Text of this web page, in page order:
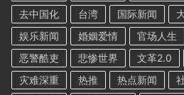
去中国化
台湾 国际新闻
娱乐新闻
婚姻爱情 官场人生
恶警酷吏
悲惨世界 文革2.0
灾难深重
热推 热点新闻